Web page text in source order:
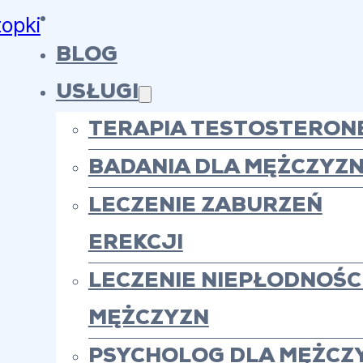
BLOG
USŁUGI
TERAPIA
BADANIA DLA MĘŻCZYZN
LECZENIE ZABURZEŃ
EREKCJI
LECZENIE
MĘŻCZYZN
PSYCHOLOG DLA